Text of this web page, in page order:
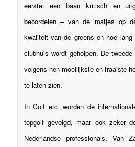
eerste: een baan kritisch en
beoordelen – van de matjes op
kwaliteit van de greens en hoe
clubhuis wordt geholpen. De
volgens hen moeilijkste en fraaiste
te laten zien.
In Golf etc. worden de
topgolf gevolgd, maar ook zeker
Nederlandse professionals. Van